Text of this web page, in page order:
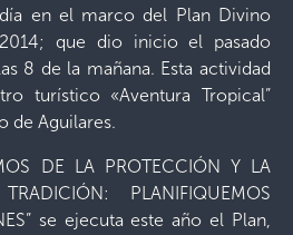
en el marco del Plan Divino
que dio inicio el pasado
8 de la mañana. Esta actividad
turístico «Aventura Tropical”
de Aguilares.
DE LA PROTECCIÓN Y LA
PLANIFIQUEMOS
se ejecuta este año el Plan,